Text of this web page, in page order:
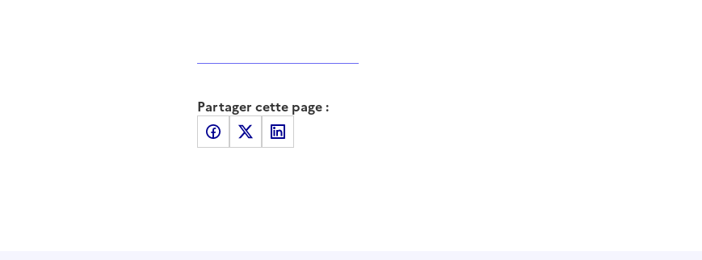
Partager cette page :
Partager sur Facebook
Partager sur XPartager sur LinkedIn